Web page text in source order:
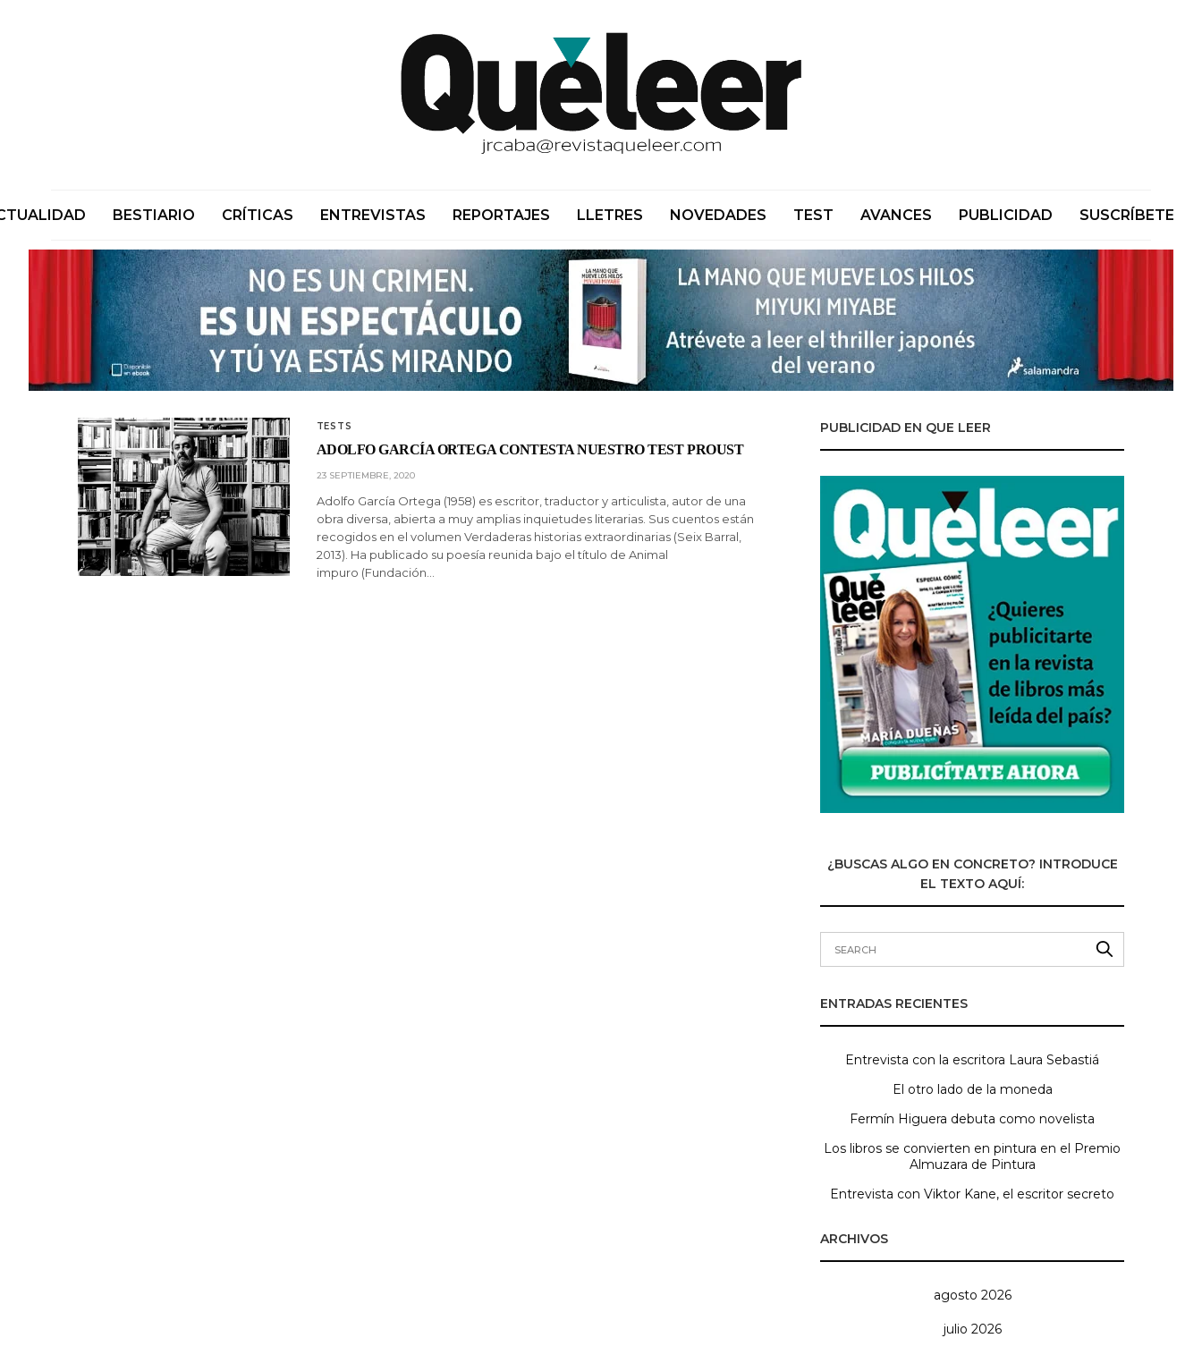
BESTIARIO CRÍTICAS ENTREVISTAS REPORTAJES LLETRES NOVEDADES TEST AVANCES PUBLICIDAD SUSCRÍBETE
TESTS
ADOLFO GARCÍA ORTEGA CONTESTA NUESTRO TEST PROUST
23 SEPTIEMBRE, 2020
Adolfo García Ortega (1958) es escritor, traductor y articulista, autor de una
obra diversa, abierta a muy amplias inquietudes literarias. Sus cuentos están
recogidos en el volumen Verdaderas historias extraordinarias (Seix Barral,
2013). Ha publicado su poesía reunida bajo el título de Animal
impuro (Fundación…
PUBLICIDAD EN QUE LEER
¿BUSCAS ALGO EN CONCRETO? INTRODUCE
EL TEXTO AQUÍ:
ENTRADAS RECIENTES
Entrevista con la escritora Laura Sebastiá
El otro lado de la moneda
Fermín Higuera debuta como novelista
Los libros se convierten en pintura en el Premio
Almuzara de Pintura
Entrevista con Viktor Kane, el escritor secreto
ARCHIVOS
agosto 2026
julio 2026